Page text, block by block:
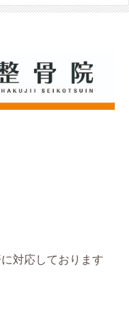
対応しております